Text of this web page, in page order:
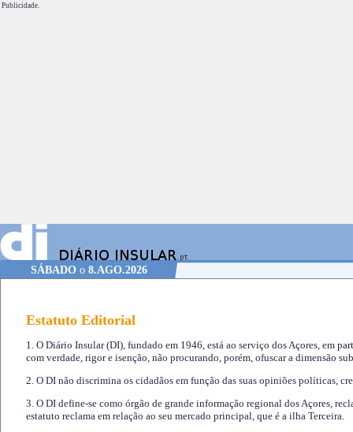
Publicidade.
SÁBADOo 8.AGO.2026
Estatuto Editorial
1. O Diário Insular (DI), fundado em 1946, está ao serviço dos Açores, em
com verdade, rigor e isenção, não procurando, porém, ofuscar a dimensão
2. O DI não discrimina os cidadãos em função das suas opiniões políticas,
3. O DI define-se como órgão de grande informação regional dos Açores,
estatuto reclama em relação ao seu mercado principal, que é a ilha Terceira.